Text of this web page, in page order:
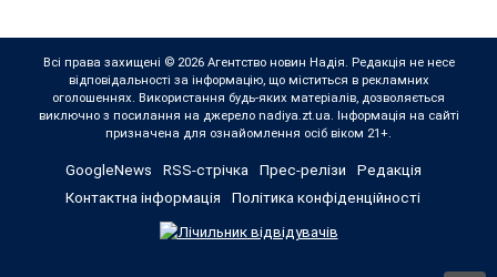
Всі права захищені © 2026 Агентство новин Надія. Редакція не несе
відповідальності за інформацію, що міститься в рекламних
оголошеннях. Використання будь-яких матеріалів, дозволяється
виключно з посилання на джерело nadiya.zt.ua. Інформація на сайті
призначена для ознайомлення осіб віком 21+.
GoogleNews RSS-стрічка Прес-релізи
Редакція
Контактна інформація
Політика конфіденційності